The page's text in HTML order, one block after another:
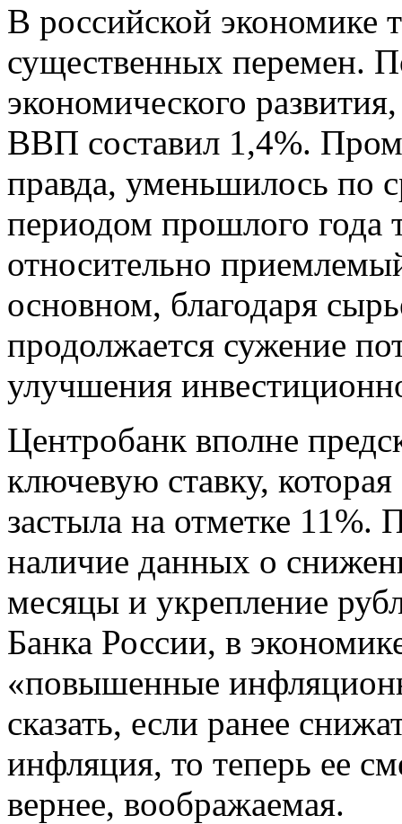
В российской экономике
существенных перемен.
экономического
ВВП составил 1,4%.
правда, уменьшилось по
периодом прошлого года
относительно
основном, благодаря
продолжается сужение
улучшения
Центробанк вполне
ключевую ставку,
застыла на отметке 11%.
наличие данных о
месяцы и укрепление
Банка России, в
«повышенные
сказать, если ранее
инфляция, то теперь ее
вернее, воображаемая.